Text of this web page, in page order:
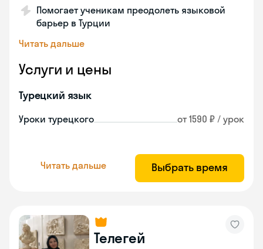
Помогает ученикам преодолеть языковой
барьер в Турции
Читать дальше
Услуги и цены
Турецкий язык
Уроки турецкого от 1590 ₽ / урок
Читать дальше Выбрать время
Телегей